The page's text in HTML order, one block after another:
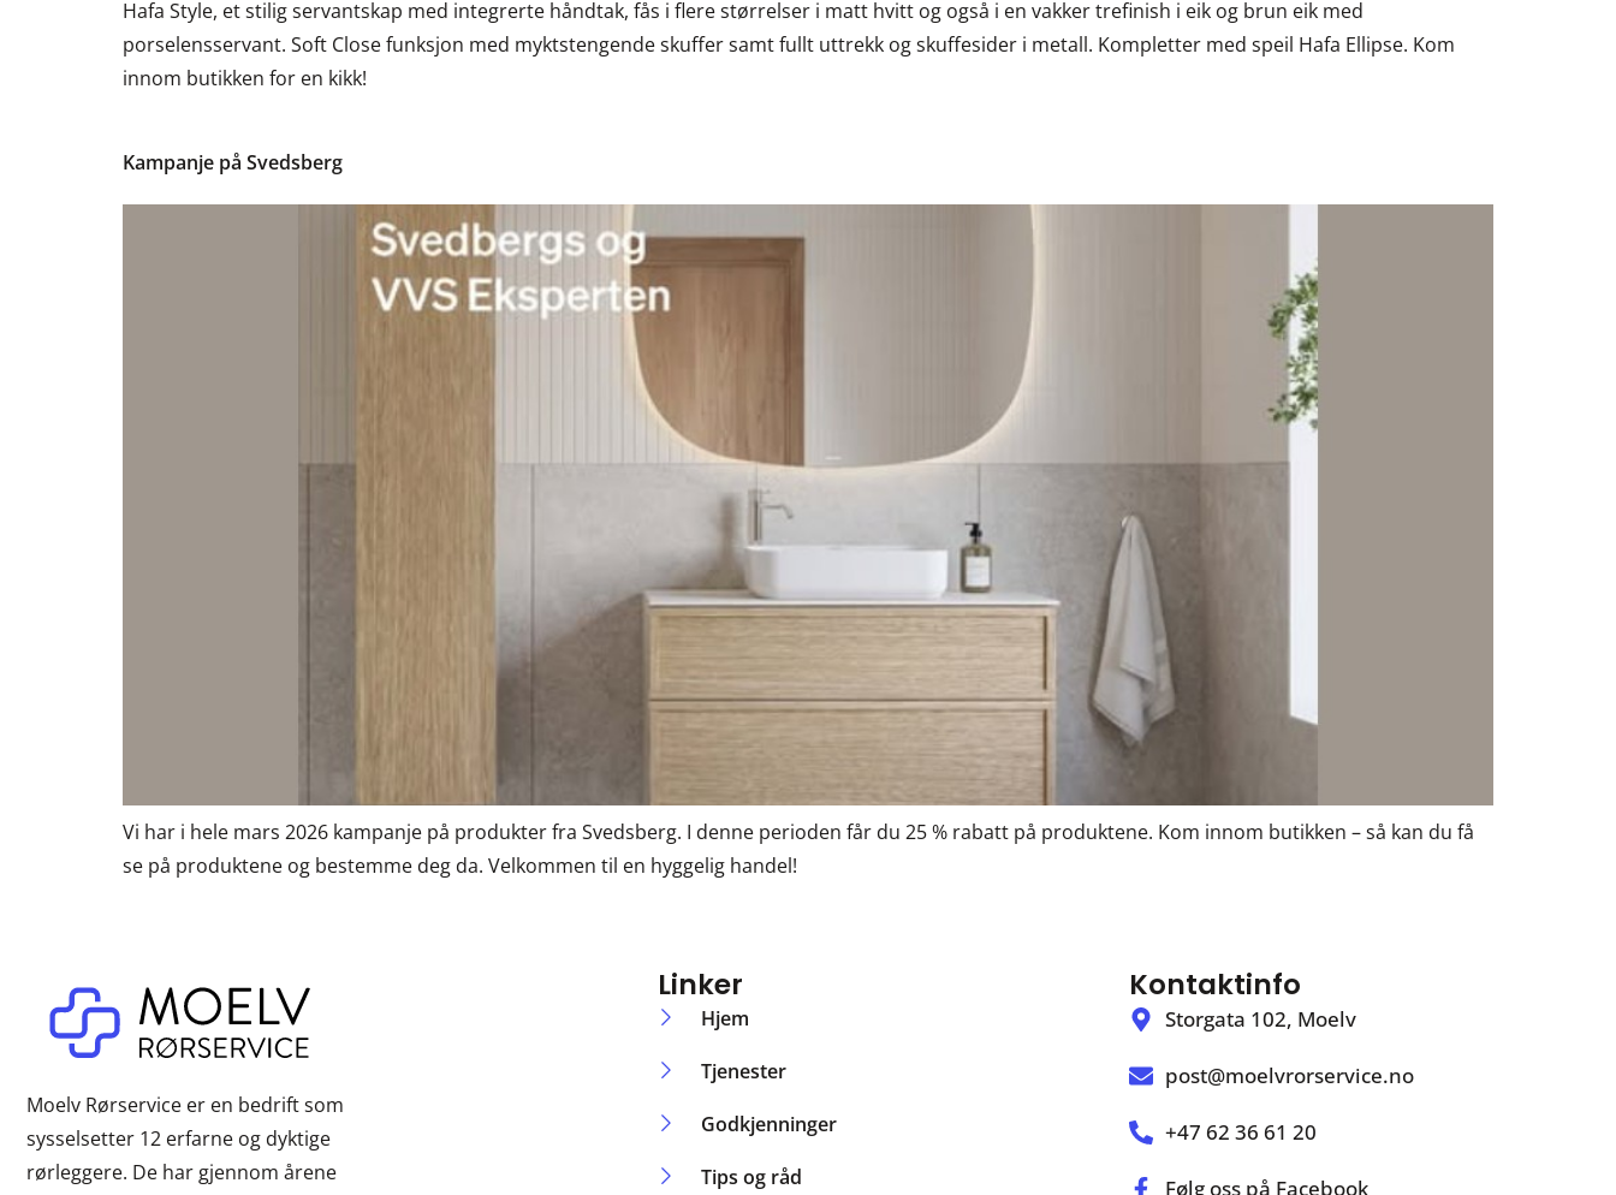
Hafa Style, et stilig servantskap med integrerte håndtak, fås i flere størrelser i matt hvitt og også i en vakker trefinish i eik og brun eik med
porselensservant. Soft Close funksjon med myktstengende skuffer samt fullt uttrekk og skuffesider i metall. Kompletter med speil Hafa Ellipse. Kom
innom butikken for en kikk!
Kampanje på Svedsberg
Vi har i hele mars 2026 kampanje på produkter fra Svedsberg. I denne perioden får du 25 % rabatt på produktene. Kom innom butikken – så kan du få
se på produktene og bestemme deg da. Velkommen til en hyggelig handel!
Moelv Rørservice er en bedrift som
sysselsetter 12 erfarne og dyktige
rørleggere. De har gjennom årene
Linker
Hjem
Tjenester
Godkjenninger
Tips og råd
Kontaktinfo
Storgata 102, Moelv
post@moelvrorservice.no
+47 62 36 61 20
Følg oss på Facebook